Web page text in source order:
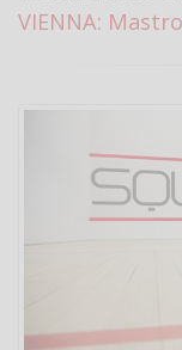
VIENNA: